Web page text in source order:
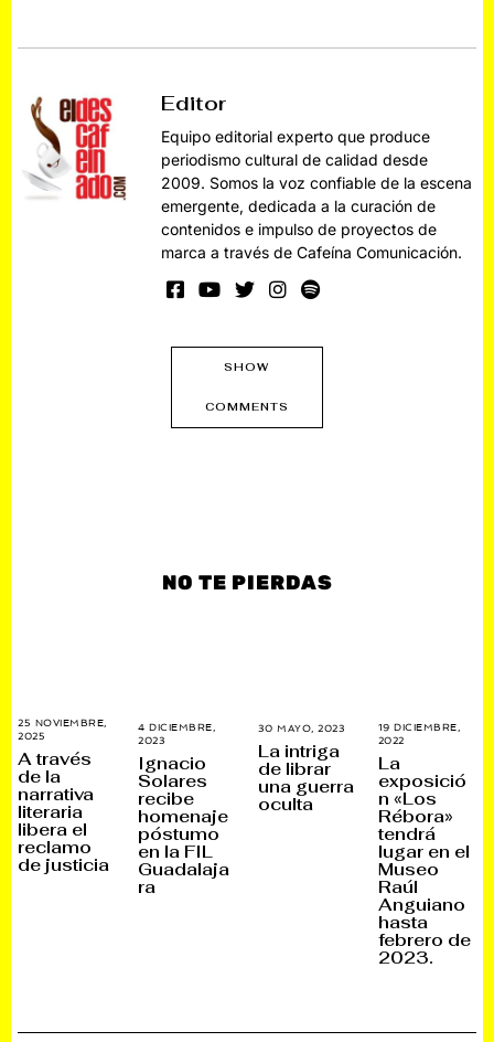
Editor
Equipo editorial experto que produce
periodismo cultural de calidad desde
2009. Somos la voz confiable de la escena
emergente, dedicada a la curación de
contenidos e impulso de proyectos de
marca a través de Cafeína Comunicación.
SHOW
COMMENTS
NO TE PIERDAS
25 NOVIEMBRE,
2025
I
C
E
M
B
R
E
A través
de la
narrativa
literaria
libera el
reclamo
de justicia
4 DICIEMBRE,
2023
C
I
E
M
B
R
E
,
Ignacio
Solares
recibe
homenaje
póstumo
en la FIL
Guadalaja
ra
30 MAYO, 2023
I
La intriga
de librar
una guerra
oculta
19 DICIEMBRE,
2022
A
R
Z
O
,
2
0
2
3
La
exposició
n «Los
Rébora»
tendrá
lugar en el
Museo
Raúl
Anguiano
hasta
febrero de
2023.